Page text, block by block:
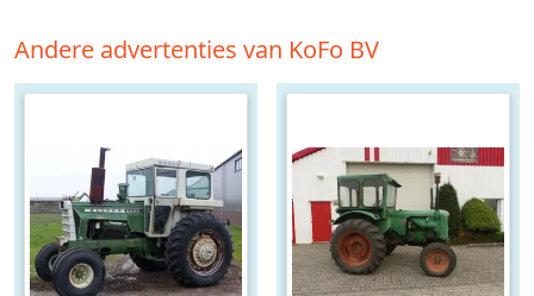
Andere advertenties van KoFo BV